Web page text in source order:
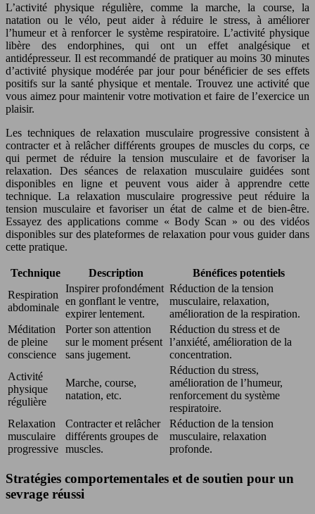
L’activité physique régulière, comme la marche, la course, la
natation ou le vélo, peut aider à réduire le stress, à améliorer
l’humeur et à renforcer le système respiratoire. L’activité physique
libère des endorphines, qui ont un effet analgésique et
antidépresseur. Il est recommandé de pratiquer au moins 30 minutes
d’activité physique modérée par jour pour bénéficier de ses effets
positifs sur la santé physique et mentale. Trouvez une activité que
vous aimez pour maintenir votre motivation et faire de l’exercice un
plaisir.
Les techniques de relaxation musculaire progressive consistent à
contracter et à relâcher différents groupes de muscles du corps, ce
qui permet de réduire la tension musculaire et de favoriser la
relaxation. Des séances de relaxation musculaire guidées sont
disponibles en ligne et peuvent vous aider à apprendre cette
technique. La relaxation musculaire progressive peut réduire la
tension musculaire et favoriser un état de calme et de bien-être.
Essayez des applications comme « Body Scan » ou des vidéos
disponibles sur des plateformes de relaxation pour vous guider dans
cette pratique.
Technique Description
Bénéfices potentiels
Respiration
abdominale
Inspirer profondément
en gonflant le ventre,
expirer lentement.
Réduction de la tension
musculaire, relaxation,
amélioration de la respiration.
Méditation
de pleine
conscience
Porter son attention
sur le moment présent
sans jugement.
Réduction du stress et de
l’anxiété, amélioration de la
concentration.
Activité
physique
régulière
Marche, course,
natation, etc.
Réduction du stress,
amélioration de l’humeur,
renforcement du système
respiratoire.
Relaxation
musculaire
progressive
Contracter et relâcher
différents groupes de
muscles.
Réduction de la tension
musculaire, relaxation
profonde.
Stratégies comportementales et de soutien pour un
sevrage réussi